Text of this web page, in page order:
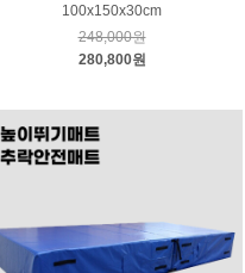
100x150x30cm
248,000원
280,800원